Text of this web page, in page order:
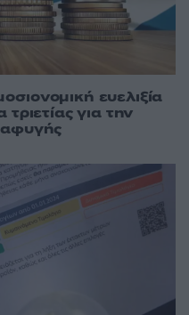
ευελιξία
για την